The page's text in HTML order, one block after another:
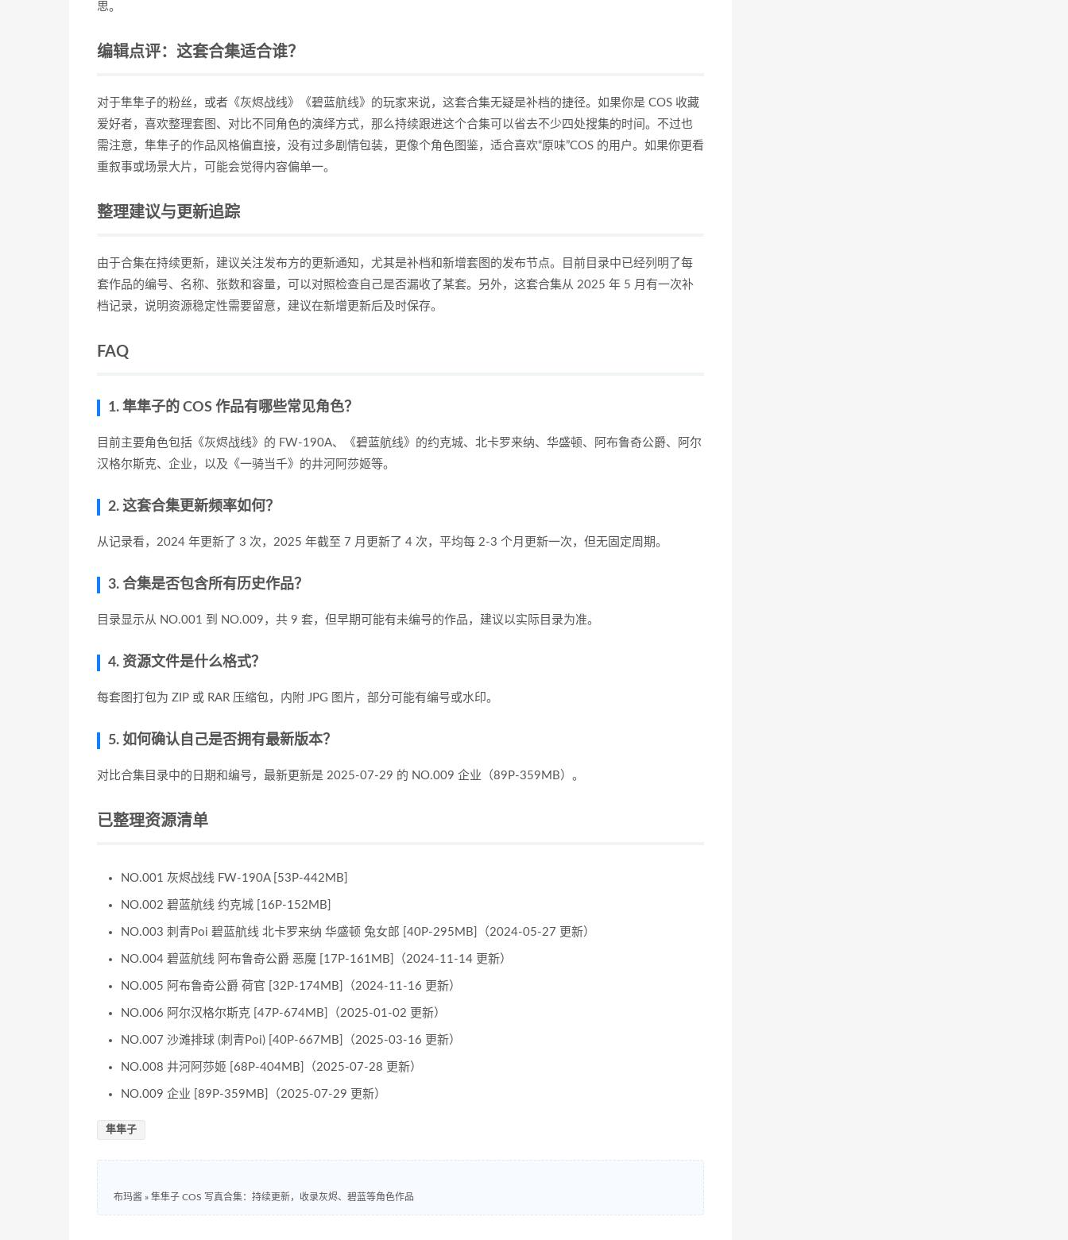
思。
编辑点评：这套合集适合谁？
对于隼隼子的粉丝，或者《灰烬战线》《碧蓝航线》的玩家来说，这套合集无疑是补档的捷径。如果你是 COS 收藏
爱好者，喜欢整理套图、对比不同角色的演绎方式，那么持续跟进这个合集可以省去不少四处搜集的时间。不过也
需注意，隼隼子的作品风格偏直接，没有过多剧情包装，更像个角色图鉴，适合喜欢“原味”COS 的用户。如果你更看
重叙事或场景大片，可能会觉得内容偏单一。
整理建议与更新追踪
由于合集在持续更新，建议关注发布方的更新通知，尤其是补档和新增套图的发布节点。目前目录中已经列明了每
套作品的编号、名称、张数和容量，可以对照检查自己是否漏收了某套。另外，这套合集从 2025 年 5 月有一次补
档记录，说明资源稳定性需要留意，建议在新增更新后及时保存。
FAQ
1. 隼隼子的 COS 作品有哪些常见角色？
目前主要角色包括《灰烬战线》的 FW-190A、《碧蓝航线》的约克城、北卡罗来纳、华盛顿、阿布鲁奇公爵、阿尔
汉格尔斯克、企业，以及《一骑当千》的井河阿莎姬等。
2. 这套合集更新频率如何？
从记录看，2024 年更新了 3 次，2025 年截至 7 月更新了 4 次，平均每 2-3 个月更新一次，但无固定周期。
3. 合集是否包含所有历史作品？
目录显示从 NO.001 到 NO.009，共 9 套，但早期可能有未编号的作品，建议以实际目录为准。
4. 资源文件是什么格式？
每套图打包为 ZIP 或 RAR 压缩包，内附 JPG 图片，部分可能有编号或水印。
5. 如何确认自己是否拥有最新版本？
对比合集目录中的日期和编号，最新更新是 2025-07-29 的 NO.009 企业（89P-359MB）。
已整理资源清单
NO.001 灰烬战线 FW-190A [53P-442MB]
NO.002 碧蓝航线 约克城 [16P-152MB]
NO.003 刺青Poi 碧蓝航线 北卡罗来纳 华盛顿 兔女郎 [40P-295MB]（2024-05-27 更新）
NO.004 碧蓝航线 阿布鲁奇公爵 恶魔 [17P-161MB]（2024-11-14 更新）
NO.005 阿布鲁奇公爵 荷官 [32P-174MB]（2024-11-16 更新）
NO.006 阿尔汉格尔斯克 [47P-674MB]（2025-01-02 更新）
NO.007 沙滩排球 (刺青Poi) [40P-667MB]（2025-03-16 更新）
NO.008 井河阿莎姬 [68P-404MB]（2025-07-28 更新）
NO.009 企业 [89P-359MB]（2025-07-29 更新）
隼隼子
布玛酱 » 隼隼子 COS 写真合集：持续更新，收录灰烬、碧蓝等角色作品